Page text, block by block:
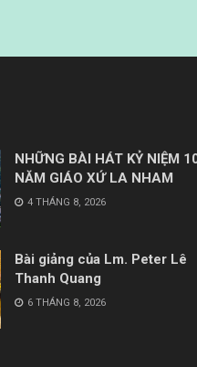
NHỮNG BÀI HÁT KỶ NIỆM
NĂM GIÁO XỨ LA NHAM
4 THÁNG 8, 2026
Bài giảng của Lm. Peter Lê
Thanh Quang
6 THÁNG 8, 2026